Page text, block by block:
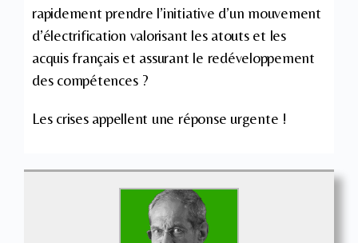
rapidement prendre l’initiative d’un mouvement
d’électrification valorisant les atouts et les
acquis français et assurant le redéveloppement
des compétences ?
Les crises appellent une réponse urgente !